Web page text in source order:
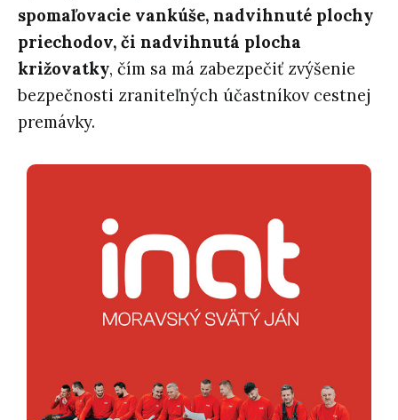
spomaľovacie vankúše, nadvihnuté plochy
priechodov, či nadvihnutá plocha
križovatky, čím sa má zabezpečiť zvýšenie
bezpečnosti zraniteľných účastníkov cestnej
premávky.